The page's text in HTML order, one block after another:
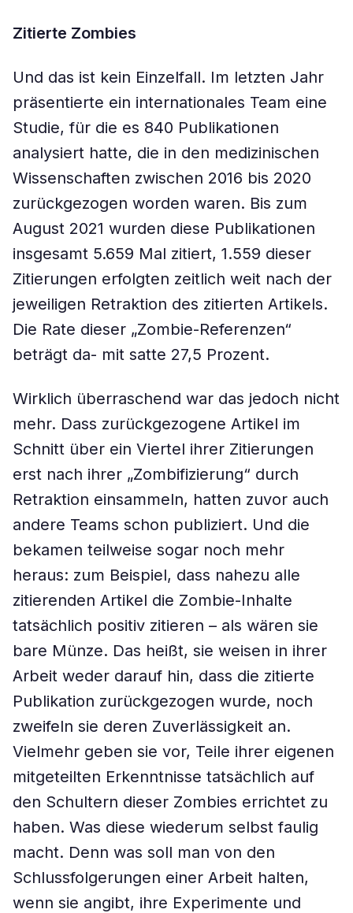
Zitierte Zombies
Und das ist kein Einzelfall. Im letzten Jahr
präsentierte ein internationales Team eine
Studie, für die es 840 Publikationen
analysiert hatte, die in den medizinischen
Wissenschaften zwischen 2016 bis 2020
zurückgezogen worden waren. Bis zum
August 2021 wurden diese Publikationen
insgesamt 5.659 Mal zitiert, 1.559 dieser
Zitierungen erfolgten zeitlich weit nach der
jeweiligen Retraktion des zitierten Artikels.
Die Rate dieser „Zombie-Referenzen“
beträgt da- mit satte 27,5 Prozent.
Wirklich überraschend war das jedoch nicht
mehr. Dass zurückgezogene Artikel im
Schnitt über ein Viertel ihrer Zitierungen
erst nach ihrer „Zombifizierung“ durch
Retraktion einsammeln, hatten zuvor auch
andere Teams schon publiziert. Und die
bekamen teilweise sogar noch mehr
heraus: zum Beispiel, dass nahezu alle
zitierenden Artikel die Zombie-Inhalte
tatsächlich positiv zitieren – als wären sie
bare Münze. Das heißt, sie weisen in ihrer
Arbeit weder darauf hin, dass die zitierte
Publikation zurückgezogen wurde, noch
zweifeln sie deren Zuverlässigkeit an.
Vielmehr geben sie vor, Teile ihrer eigenen
mitgeteilten Erkenntnisse tatsächlich auf
den Schultern dieser Zombies errichtet zu
haben. Was diese wiederum selbst faulig
macht. Denn was soll man von den
Schlussfolgerungen einer Arbeit halten,
wenn sie angibt, ihre Experimente und